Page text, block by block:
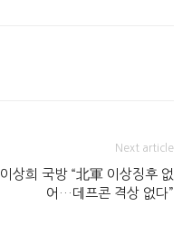
Next article
이상희 국방 “北軍 이상징후 없
어…데프콘 격상 없다”